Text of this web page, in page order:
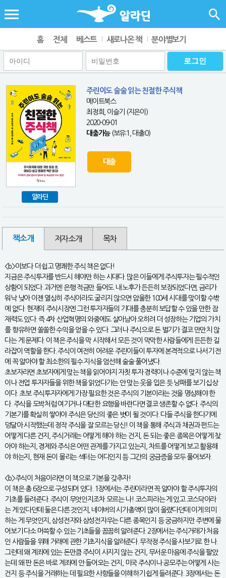
홈 전체 베스트 새로나온 책 분야별보기
알라딘
주린이도 술술 읽는 친절한 주식책
메이트북스
최정희, 이슬기 (지은이)
2020-09-01
대출가능(보유:1, 대출:0)
대출
책소개 저자소개 목차
<b>이보다 더 쉽고 명쾌한 주식 책은 없다!
지금은 주식투자를 반드시 해야만 하는 시대다. 많은 이들에게 주식투자는 필수적인
상황이 되었다. 과거엔 은행 적금만 들어도 내 노후가 든든히 보장되었다면, 금리가
워낙 낮아 이젠 열심히 주식이라도 굴리지 않으면 암울한 100세 시대를 맞이할 수밖
에 없다. 현재의 주식시장엔 그런 투자자들의 기대를 충분히 보답할 수 있을 만한 잠
재력도 있다. 즉 4차 산업혁명의 와중에도 살아남아 오히려 더 성장하는 기업의 가치
를 향유하면 쏠쏠한 수익을 얻을 수 있다. 그러나 주식으로 돈 벌기가 결코 만만치 않
다는 게 문제다. 이 책은 주식을 막 시작해서 모든 것이 막막한 사람들에게 든든한 길
라잡이 역할을 한다. 주식이 여전히 어려운 주린이들이 투자에 본격적으로 나서기 전
에 꼭 알아야 할 최소한의 필수 지식을 엄선해 술술 풀어냈다.
초보자라면 초보자에게 맞는 책을 읽어야지 자칫 투자 경력이나 수준에 맞지 않는 책
이나 전업 투자자들을 위한 책을 읽었다가는 안 맞는 옷을 입은 듯 낭패를 보기 십상
이다. 초보 주식투자자에게 가장 필요한 것은 주식의 기본이라는 것을 명심해야 한
다. 주식을 도박처럼 여기거나 대단한 요행을 바란다면 결코 생존할 수 없다. 주식의
기본기를 확실히 쌓아야 주식은 당신의 좋은 벗이 될 것이다. 다들 주식을 한다기에
덩달아 시작했는데 정작 주식을 잘 모르는 당신! 이 책을 통해 주식과 채권과 펀드는
어떻게 다른 건지, 주식거래는 어떻게 해야 하는 건지, 돈 되는 좋은 종목은 어떻게 찾
아야 하는지, 경제와 주식은 어떤 관계를 가지고 있는지, 차트를 어떻게 보고 활용해
야 하는지, 현재 돈이 몰리는 섹터는 어디인지 등 그간의 궁금증을 모두 풀어보자.
<b>주식이 처음이라면 이 책으로 기본을 갖추자!
이 책은 총 6장으로 구성되어 있다. 1장에서는 주린이라면 꼭 알아야 할 주식투자의
기초를 들려준다. 주식이 무엇인지조차 모르는 나! 코스피라는 게 있고 코스닥이라
는 게 있다던데 둘은 다른 것인지, 네이버의 시가총액이 많이 올랐다던데 이게 의미
하는 게 무엇인지, 삼성전자와 삼성전자우는 다른 종목인지 등 궁금하지만 주변에 물
어보기 다소 머쓱할 수 있는 기초들을 꼼꼼히 알려준다. 2장에서는 주식거래가 처음
인 사람들을 위해 거래에 관한 기초지식을 알려준다. 무작정 주식을 사보기로 한 나.
그런데 왜 계좌에 있는 돈만큼 주식이 사지지 않는 건지, 무서운 마음에 주식을 팔았
는데 왜 판 돈은 바로 계좌에 안 들어오는 건지, 미국 주식이나 공모주는 어떻게 사는
건지 등 주식을 거래하는 데 필요한 사항들을 이해하기 쉽게 들려준다. 3장에서는 돈